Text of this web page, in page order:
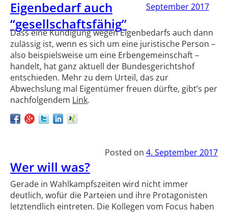
Eigenbedarf auch
“gesellschaftsfähig”
September 2017
Dass eine Kündigung wegen Eigenbedarfs auch dann
zulässig ist, wenn es sich um eine juristische Person –
also beispielsweise um eine Erbengemeinschaft –
handelt, hat ganz aktuell der Bundesgerichtshof
entschieden. Mehr zu dem Urteil, das zur
Abwechslung mal Eigentümer freuen dürfte, gibt’s per
nachfolgendem
Link
Wer will was?
Posted on 4. September 2017
Gerade in Wahlkampfszeiten wird nicht immer
deutlich, wofür die Parteien und ihre Protagonisten
letztendlich eintreten. Die Kollegen vom Focus haben